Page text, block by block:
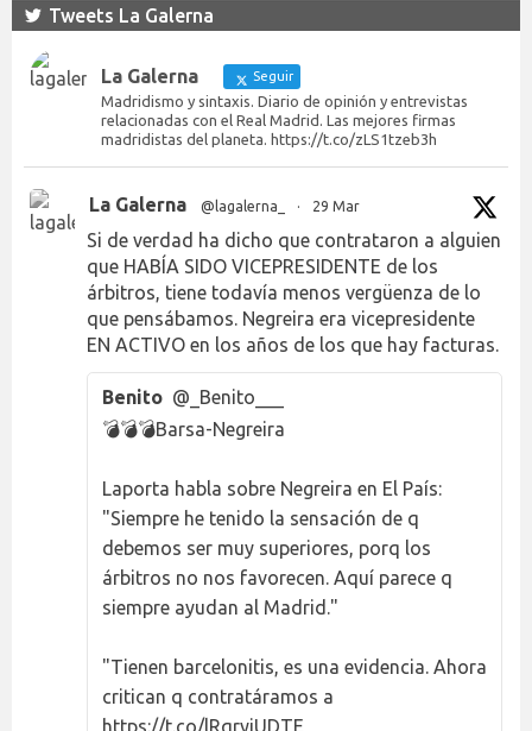
Tweets La Galerna
La Galerna Seguir
Madridismo y sintaxis. Diario de opinión y entrevistas
relacionadas con el Real Madrid. Las mejores firmas
madridistas del planeta. https://t.co/zLS1tzeb3h
La Galerna @lagalerna_ · 29 Mar
Si de verdad ha dicho que contrataron a alguien
que HABÍA SIDO VICEPRESIDENTE de los
árbitros, tiene todavía menos vergüenza de lo
que pensábamos. Negreira era vicepresidente
EN ACTIVO en los años de los que hay facturas.
Benito @_Benito___
💣💣💣Barsa-Negreira
Laporta habla sobre Negreira en El País:
"Siempre he tenido la sensación de q
debemos ser muy superiores, porq los
árbitros no nos favorecen. Aquí parece q
siempre ayudan al Madrid."
"Tienen barcelonitis, es una evidencia. Ahora
critican q contratáramos a
https://t.co/lRqryjUDTE